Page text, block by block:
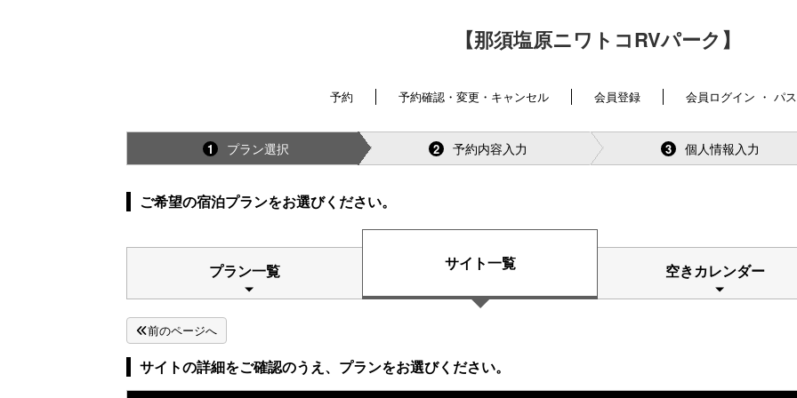
【那須塩原ニワトコRVパーク】
予約 予約確認・変更・キャンセル 会員登録 会員ログイン ・ パ
1 プラン選択 2 予約内容入力 3 個人情報入力
ご希望の宿泊プランをお選びください。
プラン一覧 サイト一覧 空きカレンダー
前のページへ
サイトの詳細をご確認のうえ、プランをお選びください。